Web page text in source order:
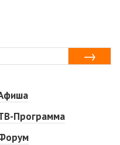
Программа